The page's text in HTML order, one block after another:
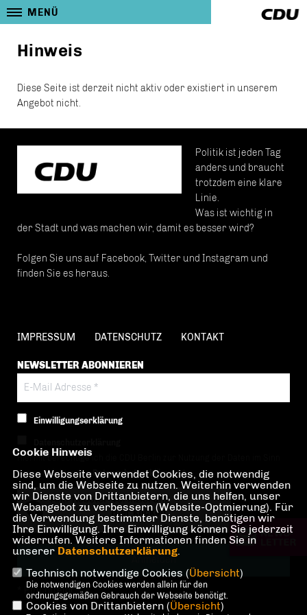
MENÜ
Hinweis
Diese Seite ist derzeit nicht aktiv oder existiert in unserem
Angebot nicht.
Politik ist jeden Tag
anders und braucht
trotzdem eine klare
Linie.
Was ist wichtig in
der Stadt und was machen wir, damit es besser wird?
Folgen Sie uns auf Facebook, Twitter und Instagram und
finden Sie es heraus.
IMPRESSUM DATENSCHUTZ KONTAKT
NEWSLETTER ABONNIEREN
Einwilligungserklärung
Hiermit berechtige ich die CDU Berlin zur Nutzung der Daten im Sinn
der nachfolgenden Datenschutzerklärung.*
Anti-Roboter-Verifizierung
Hier klicken
Friendly Captcha ⇗
* Pflichtfeld!
Cookie Hinweis
Diese Webseite verwendet Cookies, die notwendig
sind, um die Webseite zu nutzen. Weiterhin verwenden
wir Dienste von Drittanbietern, die uns helfen, unser
Webangebot zu verbessern (Website-Optmierung). Für
die Verwendung bestimmter Dienste, benötigen wir
Ihre Einwilligung. Ihre Einwilligung können Sie jederzeit
widerrufen. Weitere Informationen finden Sie in
unserer Datenschutzerklärung.
Technisch notwendige Cookies (Übersicht)
Die notwendigen Cookies werden allein für den
ordnungsgemäßen Gebrauch der Webseite benötigt.
Cookies von Drittanbietern (Übersicht)